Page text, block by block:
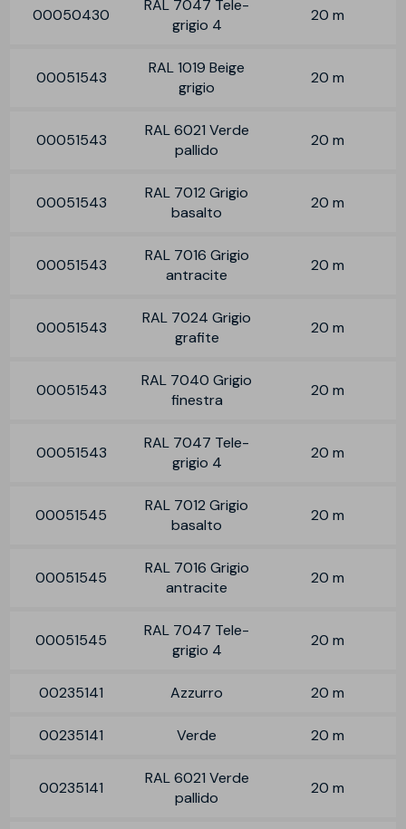
00050430
RAL 7047 Tele-
grigio 4
20 m
00051543
RAL 1019 Beige
grigio
20 m
00051543
RAL 6021 Verde
pallido
20 m
00051543
RAL 7012 Grigio
basalto
20 m
00051543
RAL 7016 Grigio
antracite
20 m
00051543
RAL 7024 Grigio
grafite
20 m
00051543
RAL 7040 Grigio
finestra
20 m
00051543
RAL 7047 Tele-
grigio 4
20 m
00051545
RAL 7012 Grigio
basalto
20 m
00051545
RAL 7016 Grigio
antracite
20 m
00051545
RAL 7047 Tele-
grigio 4
20 m
00235141 Azzurro 20 m
00235141 Verde 20 m
00235141
RAL 6021 Verde
pallido
20 m